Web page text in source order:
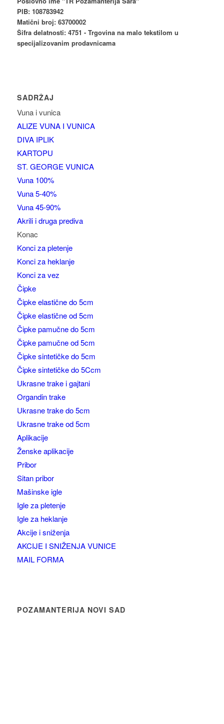
PIB: 108783942
Matični broj: 63700002
Šifra delatnosti: 4751 - Trgovina na malo tekstilom u
specijalizovanim prodavnicama
SADRŽAJ
Vuna i vunica
ALIZE VUNA I VUNICA
DIVA IPLIK
KARTOPU
ST. GEORGE VUNICA
Vuna 100%
Vuna 5-40%
Vuna 45-90%
Akrili i druga prediva
Konac
Konci za pletenje
Konci za heklanje
Konci za vez
Čipke
Čipke elastične do 5cm
Čipke elastične od 5cm
Čipke pamučne do 5cm
Čipke pamučne od 5cm
Čipke sintetičke do 5cm
Čipke sintetičke do 5Ccm
Ukrasne trake i gajtani
Organdin trake
Ukrasne trake do 5cm
Ukrasne trake od 5cm
Aplikacije
Ženske aplikacije
Pribor
Sitan pribor
Mašinske igle
Igle za pletenje
Igle za heklanje
Akcije i sniženja
AKCIJE I SNIŽENJA VUNICE
MAIL FORMA
POZAMANTERIJA NOVI SAD